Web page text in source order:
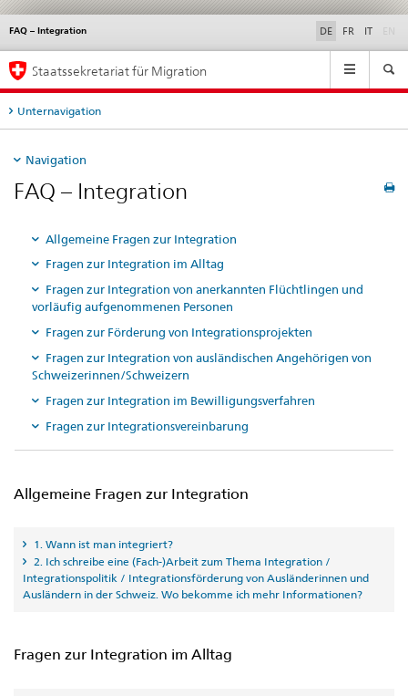
FAQ – Integration DE FR IT
Service
Hauptnavigation
Staatssekretariat für Migration
Unternavigation
Navigation
FAQ – Integration
Allgemeine Fragen zur Integration
Fragen zur Integration im Alltag
Fragen zur Integration von anerkannten Flüchtlingen und
vorläufig aufgenommenen Personen
Fragen zur Förderung von Integrationsprojekten
Fragen zur Integration von ausländischen Angehörigen von
Schweizerinnen/Schweizern
Fragen zur Integration im Bewilligungsverfahren
Fragen zur Integrationsvereinbarung
Allgemeine Fragen zur Integration
1. Wann ist man integriert?
2. Ich schreibe eine (Fach-)Arbeit zum Thema Integration /
Integrationspolitik / Integrationsförderung von Ausländerinnen und
Ausländern in der Schweiz. Wo bekomme ich mehr Informationen?
Fragen zur Integration im Alltag